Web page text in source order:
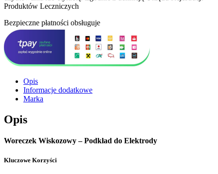
Produktów Leczniczych
Bezpieczne płatności obsługuje
Opis
Informacje dodatkowe
Marka
Opis
Woreczek Wiskozowy – Podkład do Elektrody
Kluczowe Korzyści